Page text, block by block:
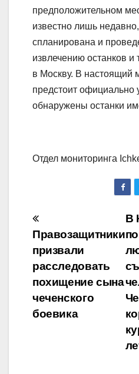
предположительном
известно лишь
спланирована и
извлечению останков и
в Москву. В настоящий
предстоит официально
обнаружены останки
Отдел мониторинга
Навигация
по
записям
В
Правозащитники
призвали
расследовать
похищение сына
чеченского
боевика